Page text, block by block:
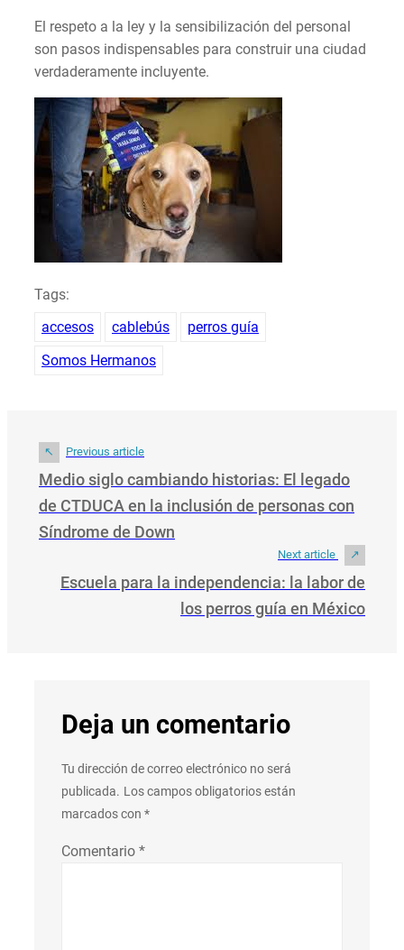
El respeto a la ley y la sensibilización del personal
son pasos indispensables para construir una ciudad
verdaderamente incluyente.
Tags:
accesos
cablebús
perros guía
Somos Hermanos
Previous article
Medio siglo cambiando historias: El legado
de CTDUCA en la inclusión de personas con
Síndrome de Down
Next article
Escuela para la independencia: la labor de
los perros guía en México
Deja un comentario
Tu dirección de correo electrónico no será
publicada. Los campos obligatorios están
marcados con *
Comentario *